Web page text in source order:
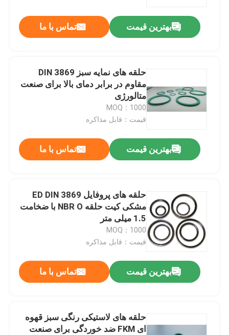
خانه
فیلم های
دربارهی ما
کارخانه تور
بهترین قیمت تماس با ما
حلقه های نمایه سبز DIN 3869
مقاوم در برابر دمای بالا برای صنعت
متالورژی
MOQ：1000
قیمت：قابل مذاکره
بهترین قیمت تماس با ما
حلقه های پروفایل ED DIN 3869
مشکی کیت حلقه NBR O با ضخامت
1.5 میلی متر
MOQ：1000
قیمت：قابل مذاکره
بهترین قیمت تماس با ما
حلقه های لاستیکی رنگی سبز قهوه
ای FKM ضد خوردگی برای صنعت